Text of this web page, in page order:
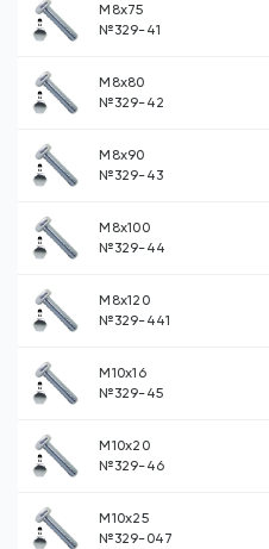
М8х75
№329-41
М8х80
№329-42
М8х90
№329-43
М8х100
№329-44
М8х120
№329-441
М10х16
№329-45
М10х20
№329-46
М10х25
№329-047